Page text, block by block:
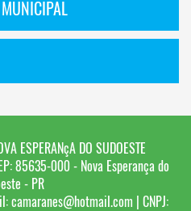
ESPERANçA DO SUDOESTE
85635-000 - Nova Esperança do
- PR
camaranes@hotmail.com | CNPJ: